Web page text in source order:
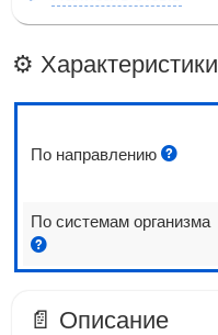
⚙️ Характеристики
По направлению
По системам организма
📄 Описание